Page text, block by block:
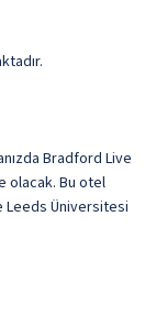
Bradford Live
olacak. Bu otel
Leeds Üniversitesi